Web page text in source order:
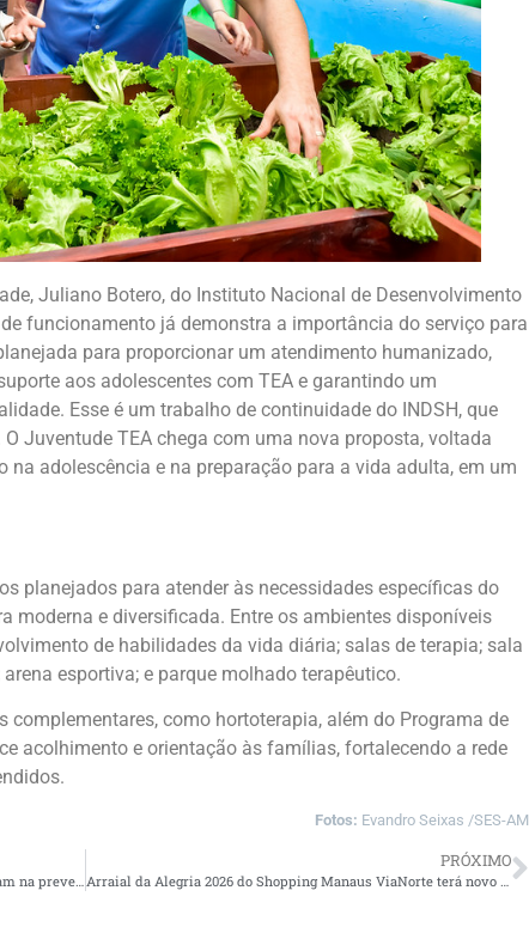
Juliano Botero, do Instituto Nacional de Desenvolvimento
funcionamento já demonstra a importância do serviço para
para proporcionar um atendimento humanizado,
aos adolescentes com TEA e garantindo um
Esse é um trabalho de continuidade do INDSH, que
Juventude TEA chega com uma nova proposta, voltada
na adolescência e na preparação para a vida adulta, em um
planejados para atender às necessidades específicas do
moderna e diversificada. Entre os ambientes disponíveis
de habilidades da vida diária; salas de terapia; sala
esportiva; e parque molhado terapêutico.
como hortoterapia, além do Programa de
acolhimento e orientação às famílias, fortalecendo a rede
Fotos: Evandro Seixas /SES-AM
PRÓXIMO